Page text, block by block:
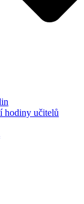
hodiny učitelů